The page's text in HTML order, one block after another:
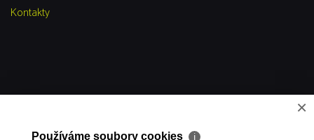
Kontakty
×
Používáme soubory cookies ℹ